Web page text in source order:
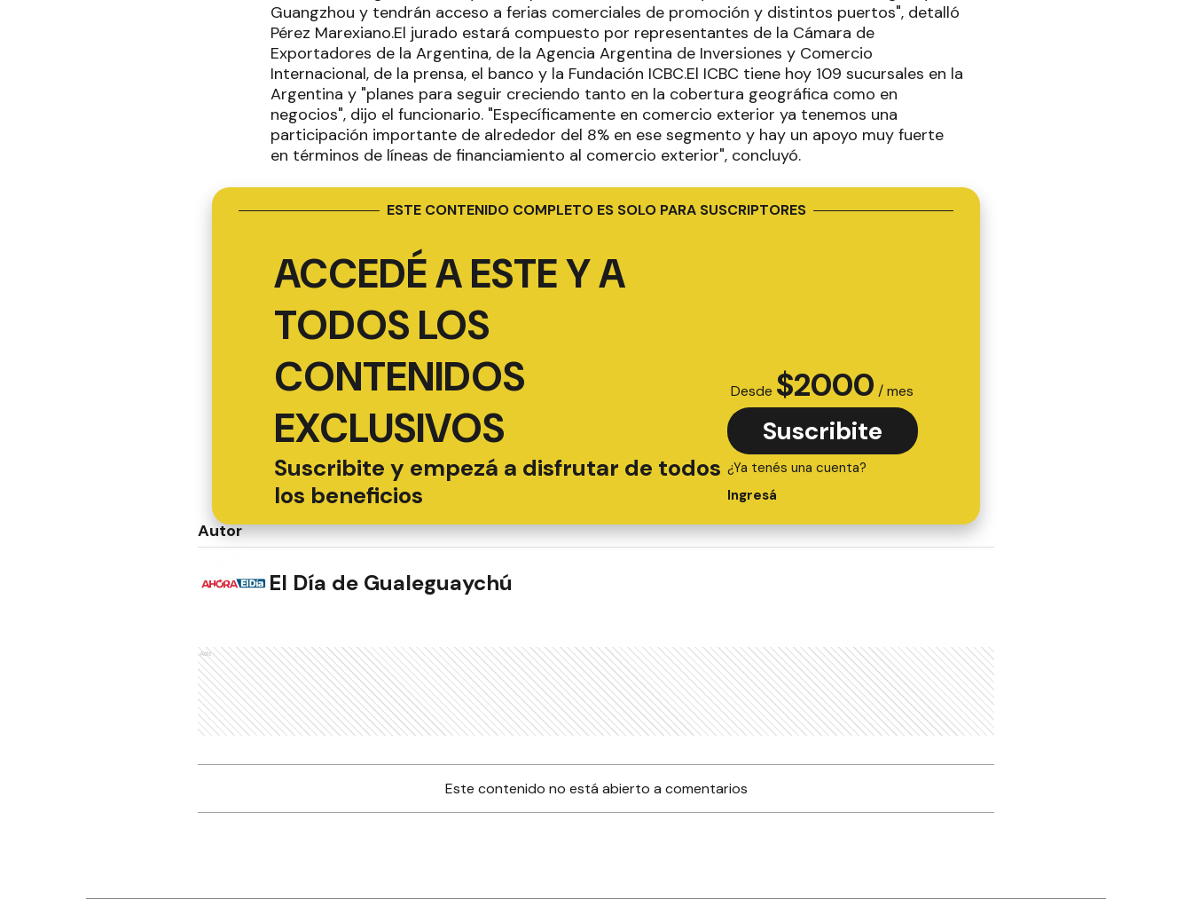
Guangzhou y tendrán acceso a ferias comerciales de promoción y distintos puertos", detalló
Pérez Marexiano.El jurado estará compuesto por representantes de la Cámara de
Exportadores de la Argentina, de la Agencia Argentina de Inversiones y Comercio
Internacional, de la prensa, el banco y la Fundación ICBC.El ICBC tiene hoy 109 sucursales en la
Argentina y "planes para seguir creciendo tanto en la cobertura geográfica como en
negocios", dijo el funcionario. "Específicamente en comercio exterior ya tenemos una
participación importante de alrededor del 8% en ese segmento y hay un apoyo muy fuerte
en términos de líneas de financiamiento al comercio exterior", concluyó.
ESTE CONTENIDO COMPLETO ES SOLO PARA SUSCRIPTORES
ACCEDÉ A ESTE Y A
TODOS LOS
CONTENIDOS
EXCLUSIVOS
Suscribite y empezá a disfrutar de todos
los beneficios
Desde $2000 / mes
Suscribite
¿Ya tenés una cuenta?
Ingresá
Autor
El Día de Gualeguaychú
Ads
Este contenido no está abierto a comentarios